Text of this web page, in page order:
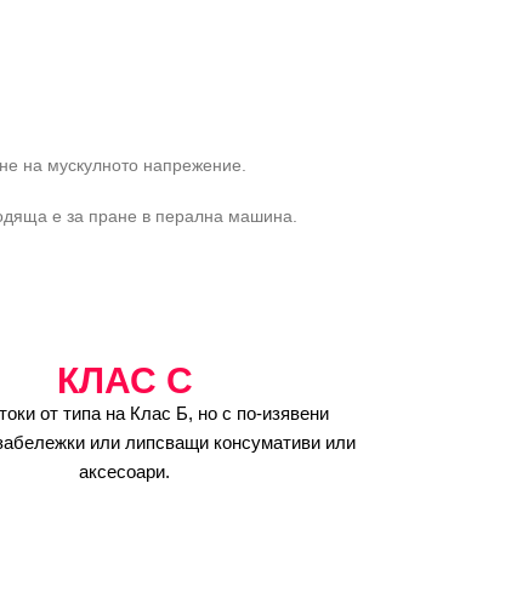
на мускулното напрежение.
е за пране в перална машина.
КЛАС C
от типа на Клас Б, но с по-изявени
или липсващи консумативи или
аксесоари.